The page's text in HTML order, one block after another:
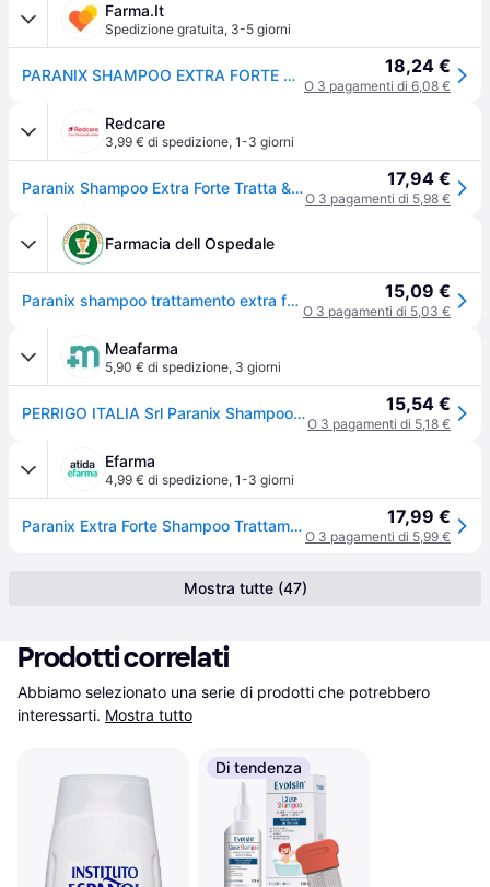
Farma.It
Spedizione gratuita, 3-5 giorni
PARANIX SHAMPOO EXTRA FORTE MDR 200ML 18,24 €
O 3 pagamenti di 6,08 €
Redcare
3,99 € di spedizione, 1-3 giorni
Paranix Shampoo Extra Forte Tratta & Previene 200 ml 17,94 €
O 3 pagamenti di 5,98 €
Farmacia dell Ospedale
Paranix shampoo trattamento extra forte mdr 200 ml 15,09 €
O 3 pagamenti di 5,03 €
Meafarma
5,90 € di spedizione, 3 giorni
PERRIGO ITALIA Srl Paranix Shampoo Trattamento Extra Forte MDR 200ml, Elimina Pidocchi e Uova 15,54 €
O 3 pagamenti di 5,18 €
Efarma
4,99 € di spedizione, 1-3 giorni
Paranix Extra Forte Shampoo Trattamento Pidocchi e Lendini 200 ml 17,99 €
O 3 pagamenti di 5,99 €
Mostra tutte (47)
Prodotti correlati
Abbiamo selezionato una serie di prodotti che potrebbero
interessarti. Mostra tutto
Di tendenza